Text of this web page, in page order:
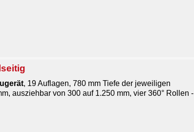
, 19 Auflagen, 780 mm Tiefe der jeweiligen
ausziehbar von 300 auf 1.250 mm, vier 360° Rollen -